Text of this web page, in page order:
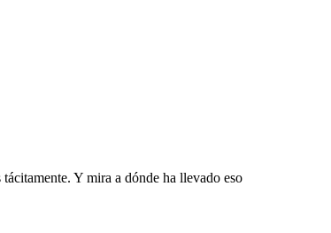
Y mira a dónde ha llevado eso